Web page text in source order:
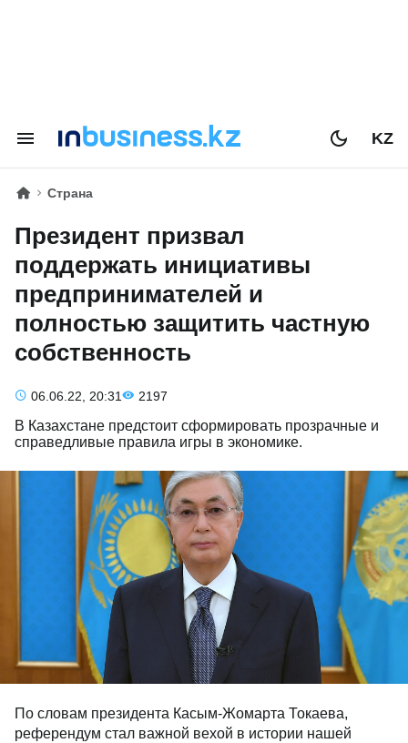
KZ
Страна
Президент призвал
поддержать инициативы
предпринимателей и
полностью защитить частную
собственность
06.06.22, 20:31 2197
В Казахстане предстоит сформировать прозрачные и
справедливые правила игры в экономике.
По словам президента Касым-Жомарта Токаева,
референдум стал важной вехой в истории нашей